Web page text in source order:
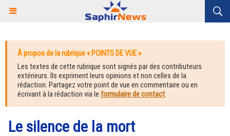
À propos de la rubrique « POINTS DE VUE »
Les textes de cette rubrique sont signés par des contributeurs
extérieurs. Ils expriment leurs opinions et non celles de la
rédaction. Partagez votre point de vue en commentaire ou en
écrivant à la rédaction via le formulaire de contact.
Le silence de la mort